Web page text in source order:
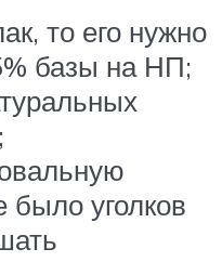
то его нужно
базы на НП;
уголков